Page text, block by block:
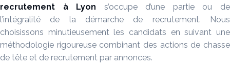
recrutement à
Lyon s’occupe d’une partie ou de
l’intégralité de la démarche de recrutement. Nous
choisissons minutieusement les candidats en suivant une
méthodologie rigoureuse combinant des actions de chasse
de tête et de recrutement par annonces.